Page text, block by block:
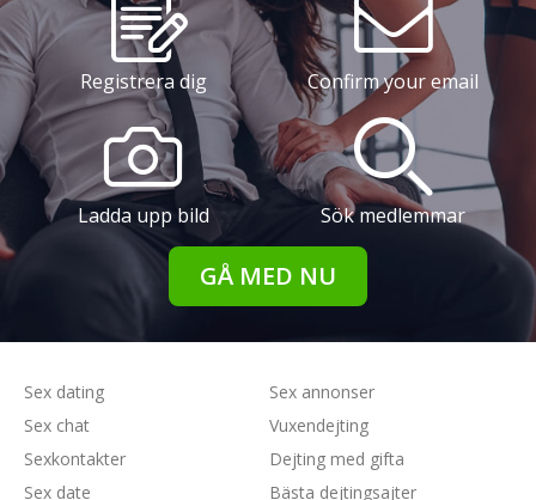
Registrera dig Confirm your email
Ladda upp bild Sök medlemmar
GÅ MED NU
Sex dating
Sex chat
Sexkontakter
Sex date
Sex annonser
Vuxendejting
Dejting med gifta
Bästa dejtingsajter